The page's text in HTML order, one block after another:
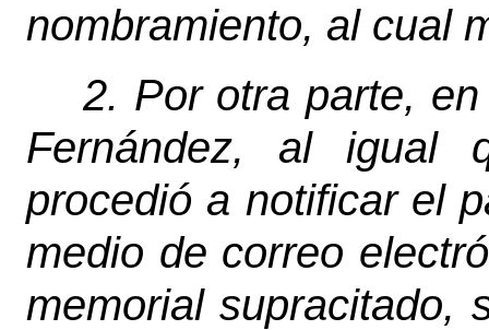
nombramiento, al cual
2. Por otra parte,
Fernández, al igual
procedió a notificar el
medio de correo
memorial supracitado,